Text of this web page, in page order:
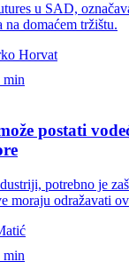
u SAD,
domaćem tržištu.
Horvat
min
postati
potrebno je
moraju odražavati
min